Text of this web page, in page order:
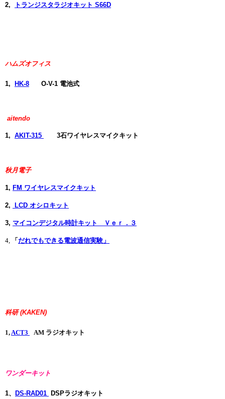
2, トランジスタラジオキット S66D
ハムズオフィス
1, HK-8 O-V-1 電池式
aitendo
1, AKIT-315 3石ワイヤレスマイクキット
秋月電子
1, FM ワイヤレスマイクキット
2, LCD オシロキット
3, マイコンデジタル時計キット Ｖｅｒ．３
4, 「 だれでもできる電波通信実験」
科研 (KAKEN)
1, ACT3 AM ラジオキット
ワンダーキット
1、 DS-RAD01 DSPラジオキット